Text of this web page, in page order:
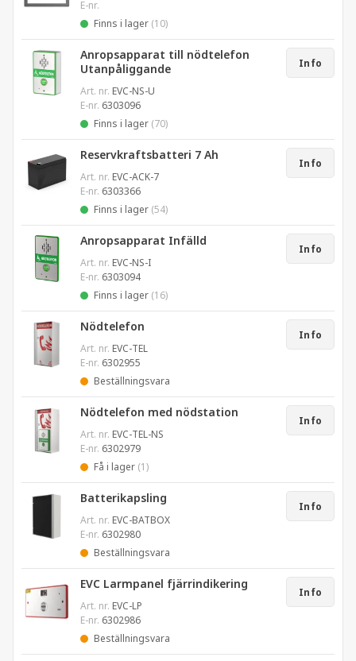
E-nr.
Finns i lager (10)
Anropsapparat till nödtelefon
Utanpåliggande
Art. nr. EVC-NS-U
E-nr. 6303096
Finns i lager (70)
Info
Reservkraftsbatteri 7 Ah
Art. nr. EVC-ACK-7
E-nr. 6303366
Finns i lager (54)
Info
Anropsapparat Infälld
Art. nr. EVC-NS-I
E-nr. 6303094
Finns i lager (16)
Info
Nödtelefon
Art. nr. EVC-TEL
E-nr. 6302955
Beställningsvara
Info
Nödtelefon med nödstation
Art. nr. EVC-TEL-NS
E-nr. 6302979
Få i lager (1)
Info
Batterikapsling
Art. nr. EVC-BATBOX
E-nr. 6302980
Beställningsvara
Info
EVC Larmpanel fjärrindikering
Art. nr. EVC-LP
E-nr. 6302986
Beställningsvara
Info